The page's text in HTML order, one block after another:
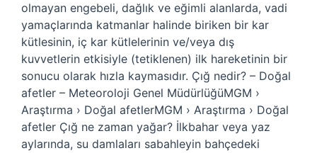
olmayan engebeli, dağlık ve eğimli alanlarda, vadi
yamaçlarında katmanlar halinde biriken bir kar
kütlesinin, iç kar kütlelerinin ve/veya dış
kuvvetlerin etkisiyle (tetiklenen) ilk hareketinin bir
sonucu olarak hızla kaymasıdır. Çığ nedir? – Doğal
afetler – Meteoroloji Genel MüdürlüğüMGM ›
Araştırma › Doğal afetlerMGM › Araştırma › Doğal
afetler Çığ ne zaman yağar? İlkbahar veya yaz
aylarında, su damlaları sabahleyin bahçedeki